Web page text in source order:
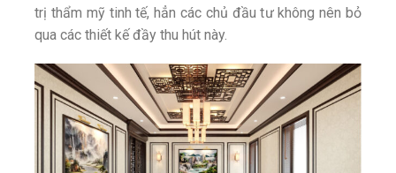
trị thẩm mỹ tinh tế, hẳn các chủ đầu tư không nên bỏ
qua các thiết kế đầy thu hút này.